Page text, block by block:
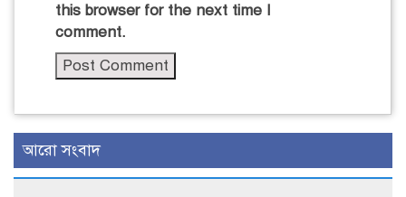
this browser for the next time I
comment.
আরো সংবাদ